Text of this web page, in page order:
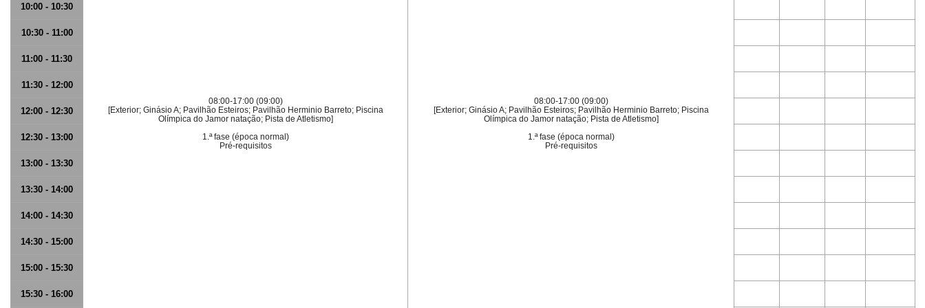
08:00-17:00 (09:00)
[Exterior; Ginásio A; Pavilhão Esteiros; Pavilhão Herminio Barreto; Piscina
Olímpica do Jamor natação; Pista de Atletismo]
1.ª fase (época normal)
Pré-requisitos
08:00-17:00 (09:00)
[Exterior; Ginásio A; Pavilhão Esteiros; Pavilhão Herminio Barreto; Piscina
Olímpica do Jamor natação; Pista de Atletismo]
1.ª fase (época normal)
Pré-requisitos
10:00 - 10:30
10:30 - 11:00
11:00 - 11:30
11:30 - 12:00
12:00 - 12:30
12:30 - 13:00
13:00 - 13:30
13:30 - 14:00
14:00 - 14:30
14:30 - 15:00
15:00 - 15:30
15:30 - 16:00